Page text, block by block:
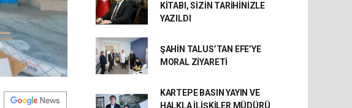
KİTABI, SİZİN TARİHİNİZLE
YAZILDI
ŞAHİN TALUS’TAN EFE’YE
MORAL ZİYARETİ
KARTEPE BASIN YAYIN VE
HALKLA İLİŞKİLER MÜDÜRÜ